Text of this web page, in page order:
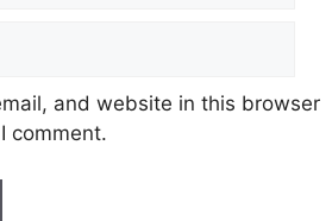
and website in this browser
comment.